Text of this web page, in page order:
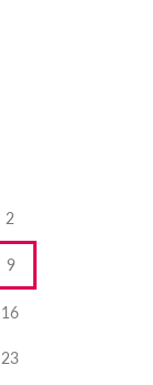
2
9
16
23